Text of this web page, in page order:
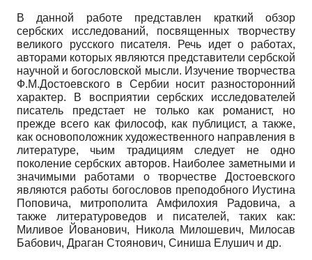
В данной работе представлен краткий обзор
сербских исследований, посвященных творчеству
великого русского писателя. Речь идет о работах,
авторами которых являются представители сербской
научной и богословской мысли. Изучение творчества
Ф.М.Достоевского в Сербии носит разносторонний
характер. В восприятии сербских исследователей
писатель предстает не только как романист, но
прежде всего как философ, как публицист, а также,
как основоположник художественного направления в
литературе, чьим традициям следует не одно
поколение сербских авторов. Наиболее заметными и
значимыми работами о творчестве Достоевского
являются работы богословов преподобного Иустина
Поповича, митрополита Амфилохия Радовича, а
также литературоведов и писателей, таких как:
Миливое Йованович, Никола Милошевич, Милосав
Бабович, Драган Стоянович, Синиша Елушич и др.